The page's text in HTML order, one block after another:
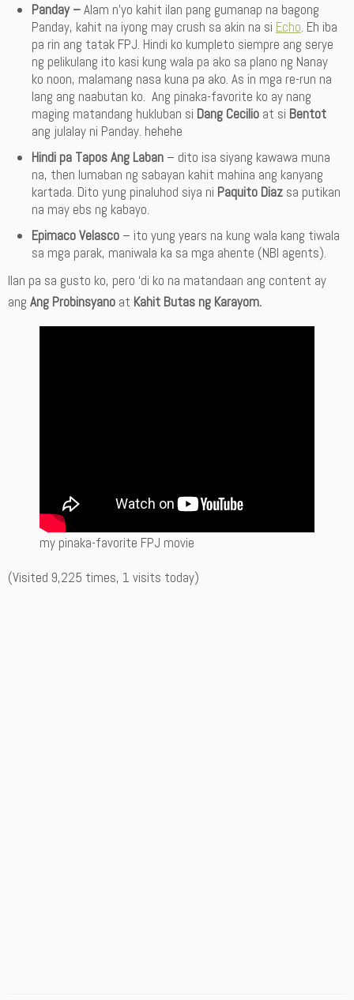
Panday –Alam n’yo kahit ilan pang gumanap na bagong
Panday, kahit na iyong may crush sa akin na si Echo. Eh iba
pa rin ang tatak FPJ. Hindi ko kumpleto siempre ang serye
ng pelikulang ito kasi kung wala pa ako sa plano ng Nanay
ko noon, malamang nasa kuna pa ako. As in mga re-run na
lang ang naabutan ko. Ang pinaka-favorite ko ay nang
maging matandang hukluban si Dang Cecilio at si Bentot
ang julalay ni Panday. hehehe
Hindi pa Tapos Ang Laban – dito isa siyang kawawa muna
na, then lumaban ng sabayan kahit mahina ang kanyang
kartada. Dito yung pinaluhod siya ni Paquito Diaz sa putikan
na may ebs ng kabayo.
Epimaco Velasco – ito yung years na kung wala kang tiwala
sa mga parak, maniwala ka sa mga ahente (NBI agents).
Ilan pa sa gusto ko, pero ‘di ko na matandaan ang content ay
ang Ang Probinsyano at Kahit Butas ng Karayom.
my pinaka-favorite FPJ movie
(Visited 9,225 times, 1 visits today)